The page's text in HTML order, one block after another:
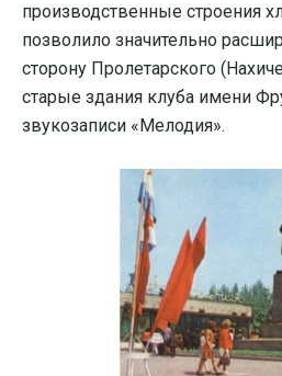
производственные строения
позволило значительно
сторону Пролетарского
старые здания клуба имени
звукозаписи «Мелодия».